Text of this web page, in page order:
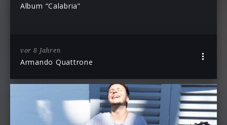
Album “Calabria”
vor 8 Jahren
Armando Quattrone